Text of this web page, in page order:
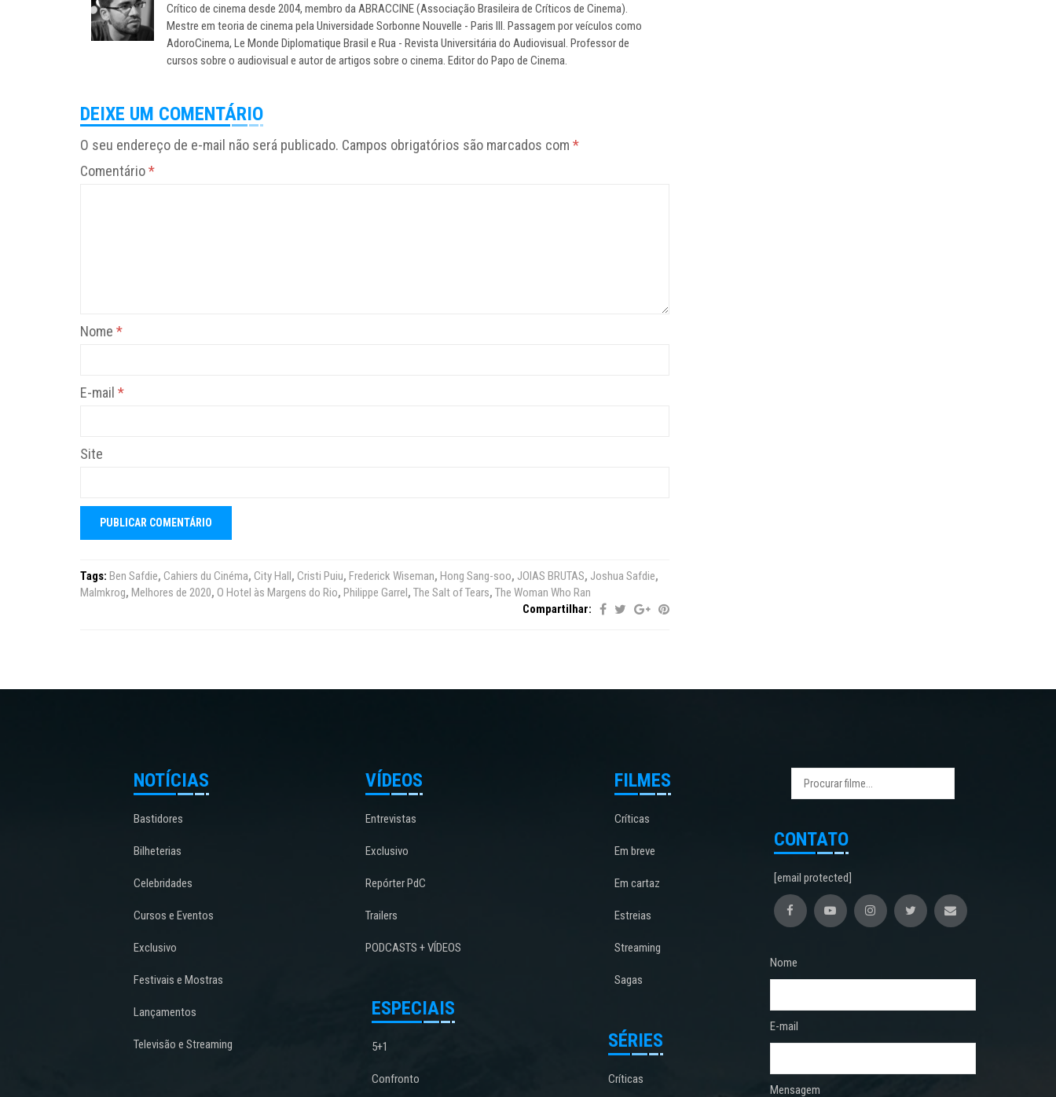
Crítico de cinema desde 2004, membro da ABRACCINE (Associação Brasileira de Críticos de Cinema).
Mestre em teoria de cinema pela Universidade Sorbonne Nouvelle - Paris III. Passagem por veículos como
AdoroCinema, Le Monde Diplomatique Brasil e Rua - Revista Universitária do Audiovisual. Professor de
cursos sobre o audiovisual e autor de artigos sobre o cinema. Editor do Papo de Cinema.
DEIXE UM COMENTÁRIO
O seu endereço de e-mail não será publicado. Campos obrigatórios são marcados com *
Comentário*
Nome *
E-mail *
Site
Tags: Ben Safdie, Cahiers du Cinéma, City Hall, Cristi Puiu, Frederick Wiseman, Hong Sang-soo, JOIAS BRUTAS, Joshua Safdie,
Malmkrog, Melhores de 2020, O Hotel às Margens do Rio, Philippe Garrel, The Salt of Tears, The Woman Who Ran
Compartilhar:
NOTÍCIAS
Bastidores
Bilheterias
Celebridades
Cursos e Eventos
Exclusivo
Festivais e Mostras
Lançamentos
Televisão e Streaming
VÍDEOS
Entrevistas
Exclusivo
Repórter PdC
Trailers
PODCASTS + VÍDEOS
ESPECIAIS
5+1
Confronto
FILMES
Críticas
Em breve
Em cartaz
Estreias
Streaming
Sagas
SÉRIES
Críticas
CONTATO
[email protected]
Nome
E-mail
Mensagem